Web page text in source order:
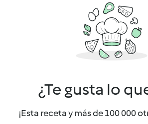
¿Te gusta lo
¡Esta receta y más de 100 000